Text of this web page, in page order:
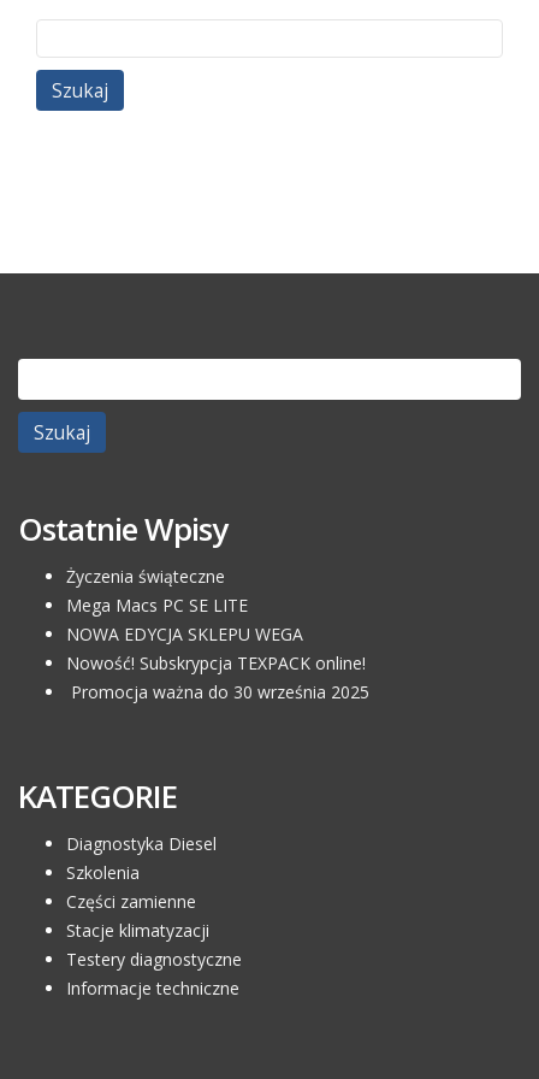
Szukaj:
Szukaj:
Ostatnie Wpisy
Życzenia świąteczne
Mega Macs PC SE LITE
NOWA EDYCJA SKLEPU WEGA
Nowość! Subskrypcja TEXPACK online!
Promocja ważna do 30 września 2025
KATEGORIE
Diagnostyka Diesel
Szkolenia
Części zamienne
Stacje klimatyzacji
Testery diagnostyczne
Informacje techniczne